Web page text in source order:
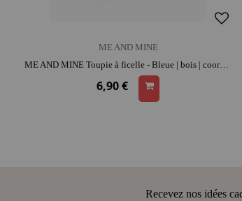
ME AND MINE
ME AND MINE Toupie à ficelle - Bleue | bois | coordination et adresse
6,90 €
Recevez nos idées